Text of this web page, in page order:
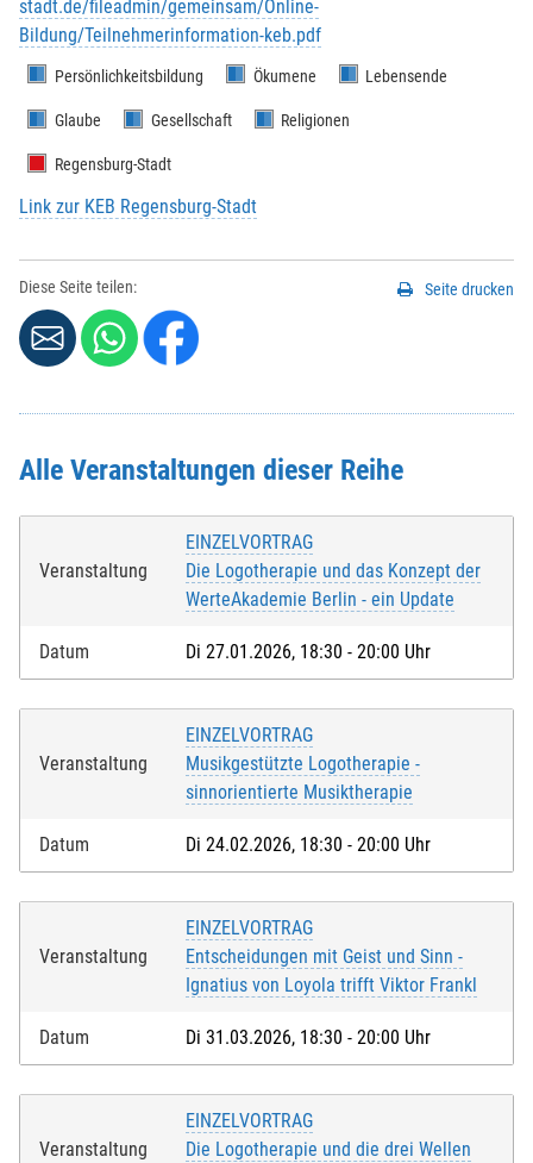
Vorname *:
Nachname*:
PLZ *
Weitere Angaben, die Sie der KEB mitteilen möchten:
Weitere Personen (ab 15 Jahren)
für die weiteren Personen übernimmt der Anmelder die
Bei Veranstaltungen mit Kindern:
Kind mit anmelden
stadt.de/fileadmin/gemeinsam/Online-
Bildung/Teilnehmerinformation-keb.pdf
Persönlichkeitsbildung Ökumene Lebensende
Glaube Gesellschaft Religionen
Regensburg-Stadt
Link zur KEB Regensburg-Stadt
Diese Seite teilen: Seite drucken
Alle Veranstaltungen dieser Reihe
Veranstaltung
EINZELVORTRAG
Die Logotherapie und das Konzept der
WerteAkademie Berlin - ein Update
Datum Di 27.01.2026, 18:30 - 20:00 Uhr
Veranstaltung
EINZELVORTRAG
Musikgestützte Logotherapie -
sinnorientierte Musiktherapie
Datum Di 24.02.2026, 18:30 - 20:00 Uhr
Veranstaltung
EINZELVORTRAG
Entscheidungen mit Geist und Sinn -
Ignatius von Loyola trifft Viktor Frankl
Datum Di 31.03.2026, 18:30 - 20:00 Uhr
Veranstaltung
EINZELVORTRAG
Die Logotherapie und die drei Wellen